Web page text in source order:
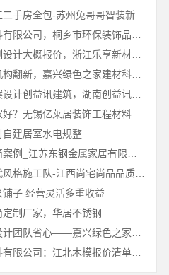
工业园区工程施工二手房全包-苏州兔哥哥智装新材料有限公司
省内周边家装定制设计大概报价，浙江乐享新材料有限公司一站式方案
本地化家庭装修机构翻新，嘉兴绿色之家建材科技有限公司
无锡住宅装饰哪家好？无锡亿莱居装饰工程材料有限公司一站式全包服务
建居室水电规整
南昌全屋定制现代风格施工队-江西尚宅尚品品质优选
子 经营灵活多重收益
制厂家，华居不锈钢
重庆御墅建筑材料有限公司：江北木模报价清单工期短